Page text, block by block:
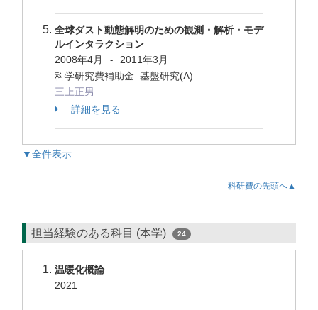
全球ダスト動態解明のための観測・解析・モデ
ルインタラクション
2008年4月
-
2011年3月
科学研究費補助金 基盤研究(A)
三上正男
詳細を見る
▼全件表示
科研費の先頭へ▲
担当経験のある科目 (本学) 24
温暖化概論
2021